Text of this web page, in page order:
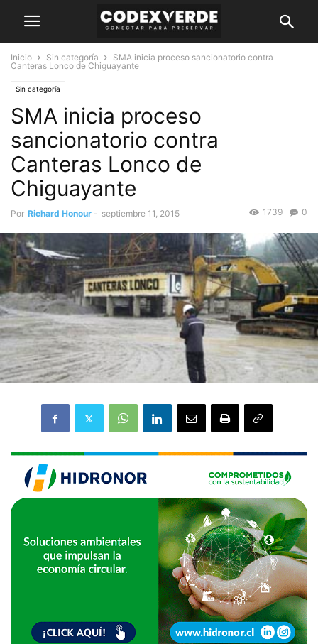
Inicio Sin categoría
SMA inicia proceso sancionatorio contra
Canteras Lonco de Chiguayante
Sin categoría
SMA inicia proceso
sancionatorio contra
Canteras Lonco de
Chiguayante
Por Richard Honour - septiembre 11, 2015 0
1739